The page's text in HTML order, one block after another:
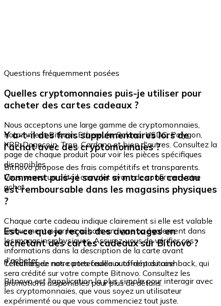
Questions fréquemment posées
Quelles cryptomonnaies puis-je utiliser pour
acheter des cartes cadeaux ?
Nous acceptons une large gamme de cryptomonnaies,
notamment Bitcoin, Ethereum, Solana, USDC, Polygon,
XRP, Dogecoin, Tron, Cardano et bien d'autres. Consultez la
page de chaque produit pour voir les pièces spécifiques
disponibles.
Y a-t-il des frais supplémentaires lors de
l'achat avec des cryptomonnaies ?
Bitnovo propose des frais compétitifs et transparents.
Vous verrez un détail complet avant de confirmer votre
achat.
Comment puis-je savoir si ma carte cadeau
est remboursable dans les magasins physiques
?
Chaque carte cadeau indique clairement si elle est valable
uniquement pour les achats en ligne ou également dans
les magasins physiques. Assurez-vous de vérifier ces
informations dans la description de la carte avant
d'acheter.
Est-ce que je reçois des avantages en
achetant des cartes cadeaux sur Bitnovo ?
Certaines de nos cartes cadeaux offrent du cashback, qui
sera crédité sur votre compte Bitnovo. Consultez les
promotions disponibles pour plus de détails.
Téléchargez notre portefeuille auto-dépositaire
Bitnovo est l'application la plus simple pour interagir avec
les cryptomonnaies, que vous soyez un utilisateur
expérimenté ou que vous commenciez tout juste.